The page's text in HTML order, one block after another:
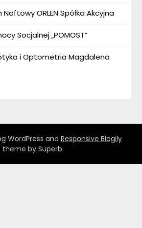
Naftowy ORLEN Spółka Akcyjna
Socjalnej „POMOST”
i Optometria Magdalena
WordPress and Responsive Blogily
theme by Superb